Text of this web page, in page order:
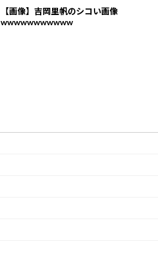
【画像】吉岡里帆のシコい画像
wwwwwwwwwww